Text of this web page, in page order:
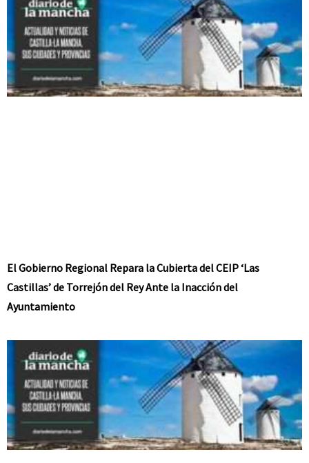
El Gobierno Regional Repara la Cubierta del CEIP ‘Las
Castillas’ de Torrejón del Rey Ante la Inacción del
Ayuntamiento